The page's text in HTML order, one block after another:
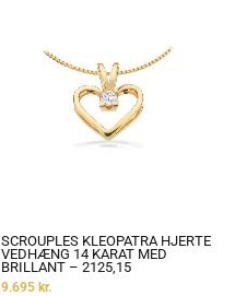
SCROUPLES KLEOPATRA HJERTE
VEDHÆNG 14 KARAT MED
BRILLANT – 2125,15
9.695 kr.